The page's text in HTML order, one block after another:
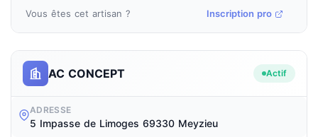
Vous êtes cet artisan ? Inscription pro
AC CONCEPT Actif
ADRESSE
5 Impasse de Limoges 69330 Meyzieu